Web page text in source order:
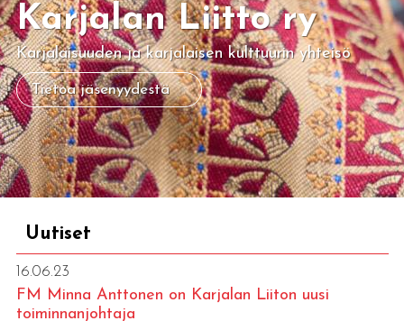
Karjalan Liitto ry
Karjalaisuuden ja karjalaisen kulttuurin yhteisö
Tietoa jäsenyydestä
Uutiset
16.06.23
FM Minna Anttonen on Karjalan Liiton uusi
toiminnanjohtaja